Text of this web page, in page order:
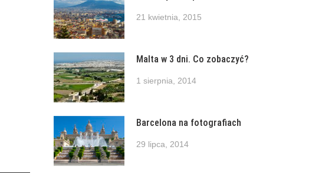
21 kwietnia, 2015
Malta w 3 dni. Co zobaczyć?
1 sierpnia, 2014
Barcelona na fotografiach
29 lipca, 2014